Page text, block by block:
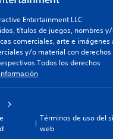
Entertainment LLC
títulos de juegos, nombres
comerciales, arte e imágenes
y/o material con
los derechos
Términos de uso del
web